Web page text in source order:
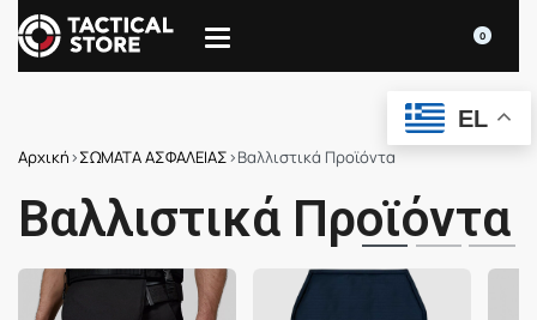
0
Αρχική›ΣΩΜΑΤΑ ΑΣΦΑΛΕΙΑΣ›Βαλλιστικά Προϊόντα
Βαλλιστικά Προϊόντα
EL